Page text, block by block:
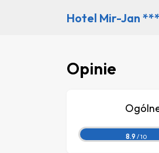
Hotel Mir-Jan
Opinie
8.9 / 10